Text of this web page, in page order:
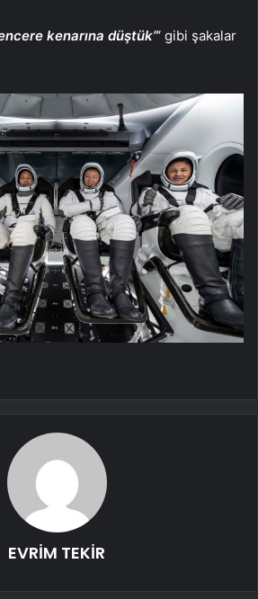
kenarına düştük”‘ gibi şakalar
EVRİM TEKİR